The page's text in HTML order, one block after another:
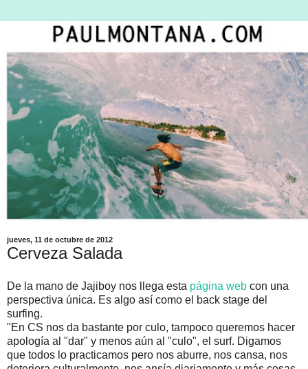
jueves, 11 de octubre de 2012
Cerveza Salada
De la mano de Jajiboy nos llega esta página web con una
perspectiva única. Es algo así como el back stage del
surfing.
"En CS nos da bastante por culo, tampoco queremos hacer
apología al "dar" y menos aún al "culo", el surf. Digamos
que todos lo practicamos pero nos aburre, nos cansa, nos